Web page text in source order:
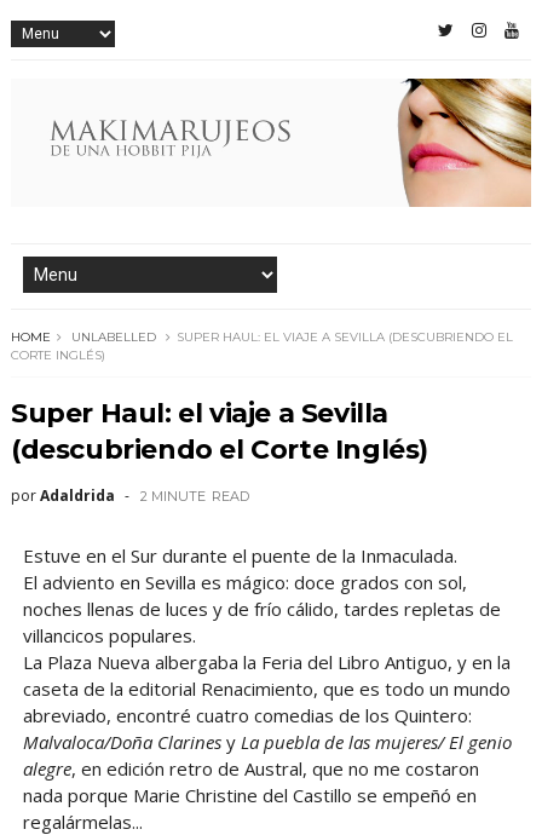
HOME UNLABELLED
SUPER HAUL: EL VIAJE A SEVILLA (DESCUBRIENDO EL
CORTE INGLÉS)
Super Haul: el viaje a Sevilla
(descubriendo el Corte Inglés)
porAdaldrida 2 MINUTE READ
Estuve en el Sur durante el puente de la Inmaculada.
El adviento en Sevilla es mágico: doce grados con sol,
noches llenas de luces y de frío cálido, tardes repletas de
villancicos populares.
La Plaza Nueva albergaba la Feria del Libro Antiguo, y en la
caseta de la editorial Renacimiento, que es todo un mundo
abreviado, encontré cuatro comedias de los Quintero:
Malvaloca/Doña Clarinesy La puebla de las mujeres/ El genio
alegre, en edición retro de Austral, que no me costaron
nada porque Marie Christine del Castillo se empeñó en
regalármelas...